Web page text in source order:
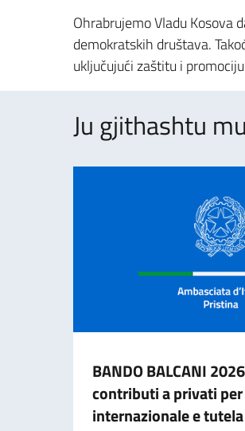
Ohrabrujemo Vladu Kosova
demokratskih društava.
uključujući zaštitu i
Ju gjithashtu
BANDO BALCANI
contributi a privati per
internazionale e